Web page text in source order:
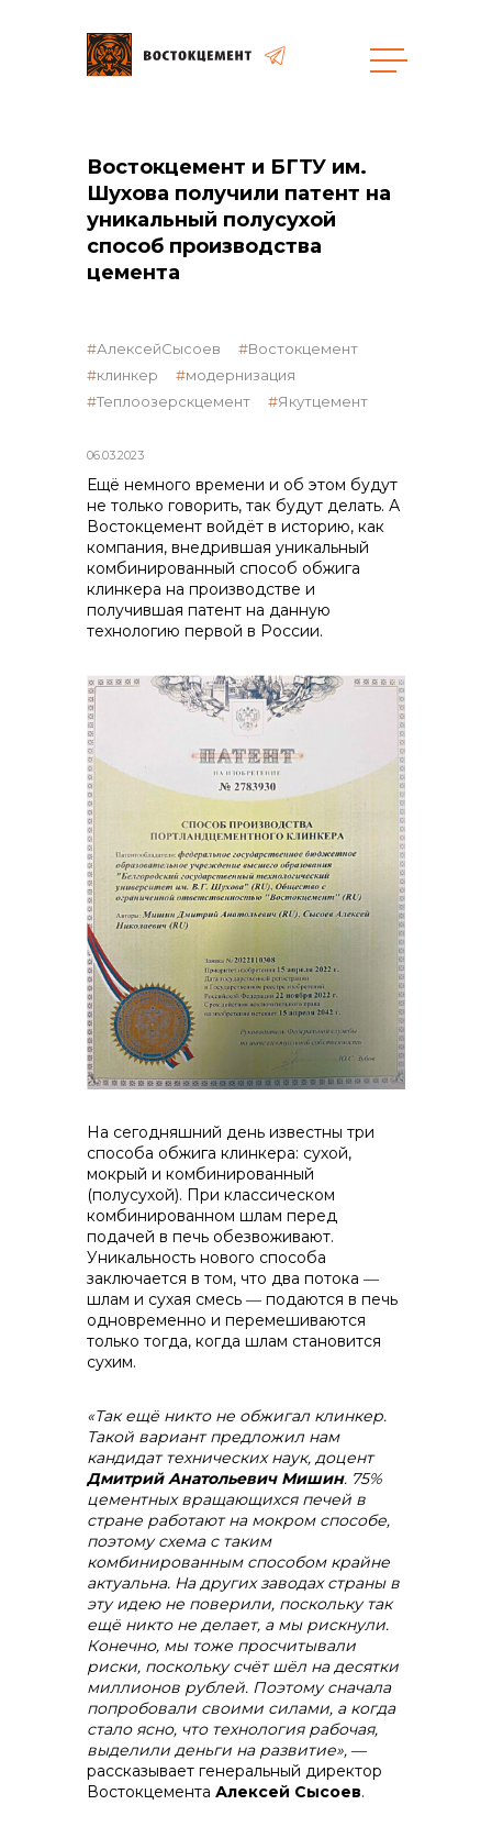
общая информация
объявленные закупки
реализация неликвидов
контакты отдела закупок
Контакты
+7 (423) 234 50 50
Востокцемент и БГТУ им.
Шухова получили патент на
уникальный полусухой
способ производства
цемента
06.03.2023
АлексейСысоев
Востокцемент
клинкер
модернизация
Теплоозерскцемент
Якутцемент
Ещё немного времени и об этом будут
не только говорить, так будут делать. А
Востокцемент войдёт в историю, как
компания, внедрившая уникальный
комбинированный способ обжига
клинкера на производстве и
получившая патент на данную
технологию первой в России.
На сегодняшний день известны три
способа обжига клинкера: сухой,
мокрый и комбинированный
(полусухой). При классическом
комбинированном шлам перед
подачей в печь обезвоживают.
Уникальность нового способа
заключается в том, что два потока ―
шлам и сухая смесь ― подаются в печь
одновременно и перемешиваются
только тогда, когда шлам становится
сухим.
«Так ещё никто не обжигал клинкер.
Такой вариант предложил нам
кандидат технических наук, доцент
Дмитрий Анатольевич Мишин. 75%
цементных вращающихся печей в
стране работают на мокром способе,
поэтому схема с таким
комбинированным способом крайне
актуальна. На других заводах страны в
эту идею не поверили, поскольку так
ещё никто не делает, а мы рискнули.
Конечно, мы тоже просчитывали
риски, поскольку счёт шёл на десятки
миллионов рублей. Поэтому сначала
попробовали своими силами, а когда
стало ясно, что технология рабочая,
выделили деньги на развитие», ―
рассказывает генеральный директор
Востокцемента Алексей Сысоев.